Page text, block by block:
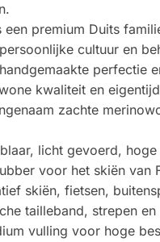
een premium Duits
cultuur en
perfectie
kwaliteit en
zachte
licht gevoerd,
voor het skiën van
skiën, fietsen,
tailleband, strepen
vulling voor hoge